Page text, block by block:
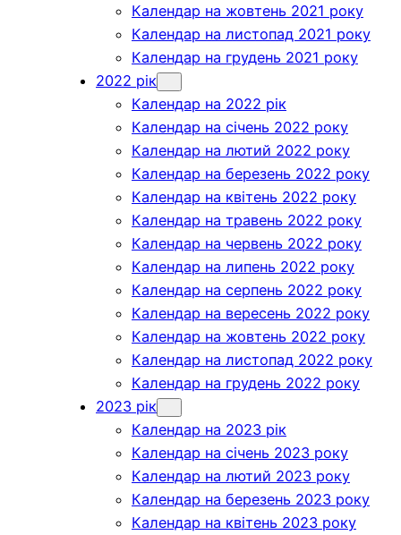
Календар на жовтень 2021 року
Календар на листопад 2021 року
Календар на грудень 2021 року
2022 рік
Календар на 2022 рік
Календар на січень 2022 року
Календар на лютий 2022 року
Календар на березень 2022 року
Календар на квітень 2022 року
Календар на травень 2022 року
Календар на червень 2022 року
Календар на липень 2022 року
Календар на серпень 2022 року
Календар на вересень 2022 року
Календар на жовтень 2022 року
Календар на листопад 2022 року
Календар на грудень 2022 року
2023 рік
Календар на 2023 рік
Календар на січень 2023 року
Календар на лютий 2023 року
Календар на березень 2023 року
Календар на квітень 2023 року